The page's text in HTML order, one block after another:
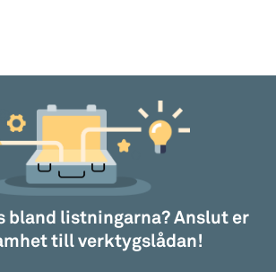
bland listningarna? Anslut er
till verktygslådan!